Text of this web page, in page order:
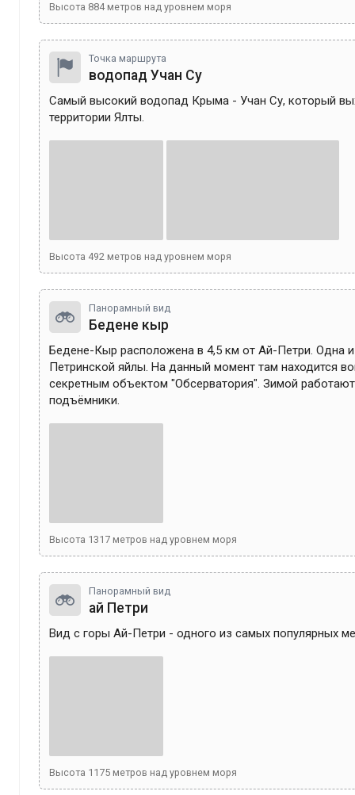
Высота 884метров над уровнем моря
Точка маршрута
водопад Учан Су
Самый высокий водопад Крыма - Учан Су, который
территории Ялты.
Высота 492 метров над уровнем моря
Панорамный вид
Бедене кыр
Бедене-Кыр расположена в 4,5 км от Ай-Петри. Одна
Петринской яйлы. На данный момент там находится
секретным объектом "Обсерватория". Зимой
подъёмники.
Высота 1317 метров над уровнем моря
Панорамный вид
ай Петри
Вид с горы Ай-Петри - одного из самых популярных
Высота 1175 метров над уровнем моря